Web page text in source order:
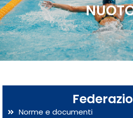
Norme e documenti